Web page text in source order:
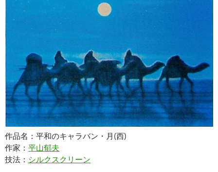
作品名：平和のキャラバン・月(西)
作家： 平山郁夫
技法： シルクスクリーン